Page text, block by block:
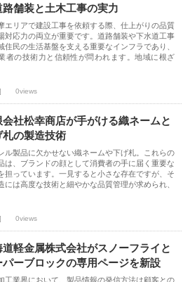
路舗装と土木工事の実力
エリアで建設工事を依頼する際、仕上がりの品質
対応力の両立が重要です。道路舗装や下水道工事
住民の生活基盤を支える重要なインフラであり、
者の技術力と信頼性が問われます。地域に根ざ
0views
会社松幸商店が手がける織ネームと
札の製造技術
ル製品に欠かせない織ネームや下げ札。これらの
は、ブランドの顔として消費者の手に届く重要な
担っています。一見すると小さな存在ですが、そ
には高度な技術と細やかな品質管理が求められ、
0views
道軽金属株式会社がスノーフライと
パーブロックの専用ページを新設
工業界において、製品情報の発信方法は顧客との